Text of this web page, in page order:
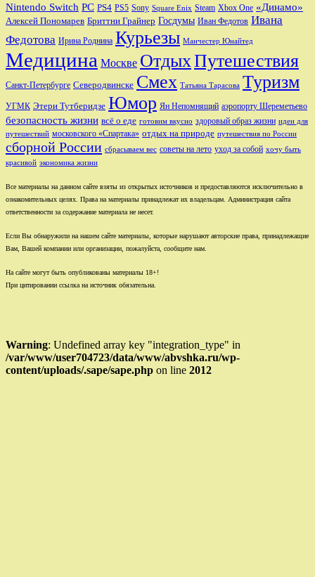
Nintendo Switch PC PS4 PS5 Sony Square Enix Steam Xbox One «Динамо»
Алексей Пономарев Бриттни Грайнер Госдумы Иван Федотов Ивана
Федотова Ирина Роднина Курьезы Манчестер Юнайтед
Медицина Москве ОтдыхПутешествия
Санкт-Петербурге Северодвинске Смех Татьяна Тарасова Туризм
УГМК Этери Тутберидзе Юмор Ян Непомнящий аэропорту Шереметьево
безопасность жизни всё о еде готовим вкусно здоровый образ жизни идеи для
путешествий московского «Спартака» отдых на природе путешествия по России
сборной России сбрасываем вес советы на лето уход за собой хочу быть
красивой экономика жизни
Все материалы на данном сайте взяты из открытых источников и предоставляются исключительно в
ознакомительных целях. Права на материалы принадлежат их владельцам. Администрация сайта
ответственности за содержание материала не несет.
Если Вы обнаружили на нашем сайте материалы, которые нарушают авторские права, принадлежащие
Вам, Вашей компании или организации, пожалуйста, сообщите нам.
На сайте могут быть опубликованы материалы 18+!
При цитировании ссылка на источник обязательна.
Warning: Undefined array key "integration_type" in
/var/www/user704723/data/www/abvshka.ru/wp-
content/uploads/.sape/sape.php on line 2012